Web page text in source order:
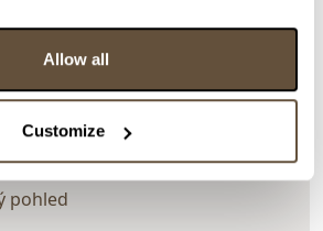
Allow all
Customize
> zpět na aukční výsledky
pohled